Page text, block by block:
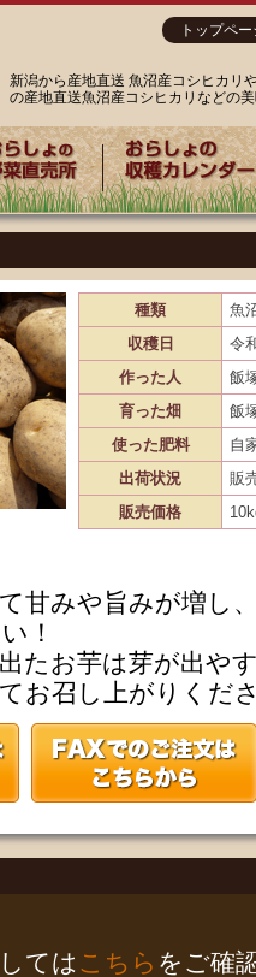
新潟から産地直送 魚沼産コシヒカリ
の産地直送魚沼産コシヒカリなどの
トップペー
種類
魚
収穫日
令
作った人
飯
育った畑
飯
使った肥料
自
出荷状況
販
販売価格
甘みや旨みが増し
！
たお芋は芽が出や
お召し上がりくだ
ては こちら をご確